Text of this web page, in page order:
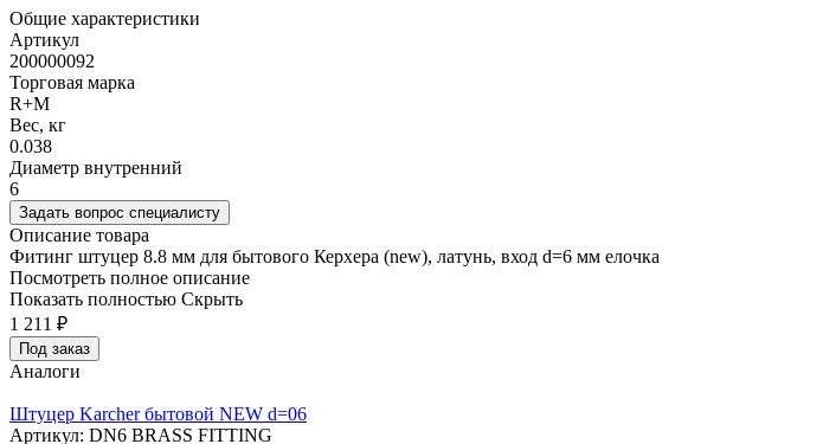
Общие характеристики
Артикул
200000092
Торговая марка
R+M
Вес, кг
0.038
Диаметр внутренний
6
Задать вопрос специалисту
Описание товара
Фитинг штуцер 8.8 мм для бытового Керхера (new), латунь, вход d=6 мм елочка
Посмотреть полное описание
Показать полностью Скрыть
1 211 ₽
Под заказ
Аналоги
Штуцер Karcher бытовой NEW d=06
Артикул: DN6 BRASS FITTING